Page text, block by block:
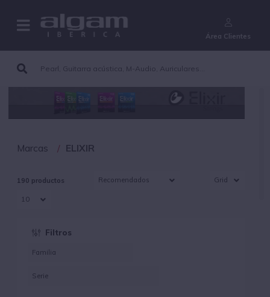
Área Clientes
Marcas ELIXIR
190 productos
Filtros